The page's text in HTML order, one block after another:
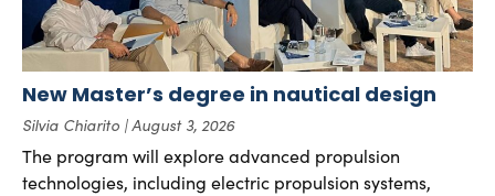
New Master’s degree in nautical design
Silvia Chiarito August 3, 2026
The program will explore advanced propulsion
technologies, including electric propulsion systems,